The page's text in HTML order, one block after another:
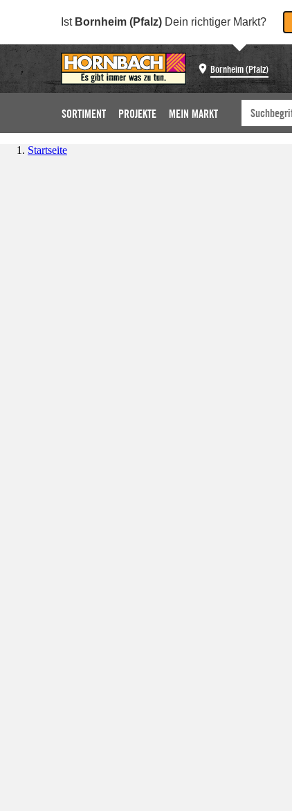
Ist Bornheim (Pfalz) Dein richtiger Markt?
Bornheim (Pfalz)
SORTIMENT PROJEKTE MEIN MARKT
Startseite